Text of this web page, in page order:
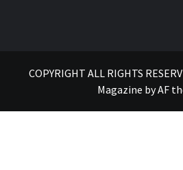
COPYRIGHT ALL RIGHTS
Magazine byAF